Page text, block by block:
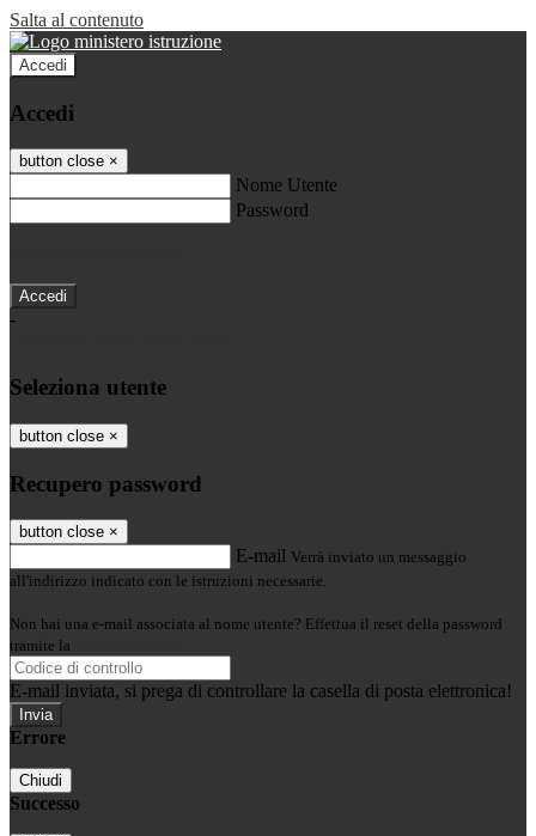
Salta al contenuto
Accedi
Accedi
button close ×
Nome Utente
Password
-
Seleziona utente
button close ×
Recupero password
button close ×
E-mail Verrà inviato un messaggio
all'indirizzo indicato con le istruzioni necessarie.
Non hai una e-mail associata al nome utente? Effettua il reset della password
tramite la
E-mail inviata, si prega di controllare la casella di posta elettronica!
Errore
Chiudi
Successo